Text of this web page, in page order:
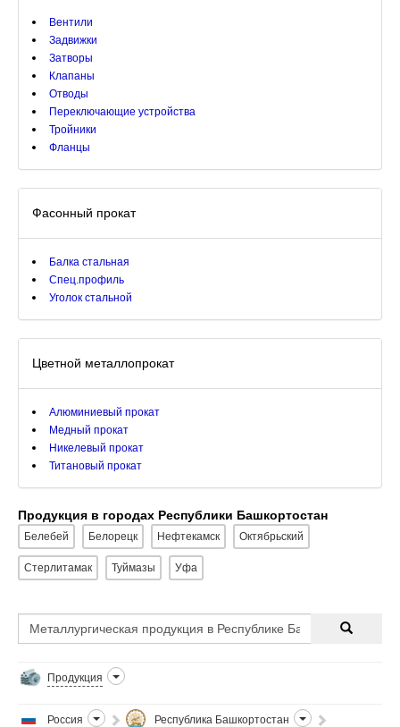
Вентили
Задвижки
Затворы
Клапаны
Отводы
Переключающие устройства
Тройники
Фланцы
Фасонный прокат
Балка стальная
Спец.профиль
Уголок стальной
Цветной металлопрокат
Алюминиевый прокат
Медный прокат
Никелевый прокат
Титановый прокат
Продукция в городах Республики Башкортостан
Белебей Белорецк Нефтекамск Октябрьский
Стерлитамак Туймазы Уфа
Продукция
Россия Республика Башкортостан